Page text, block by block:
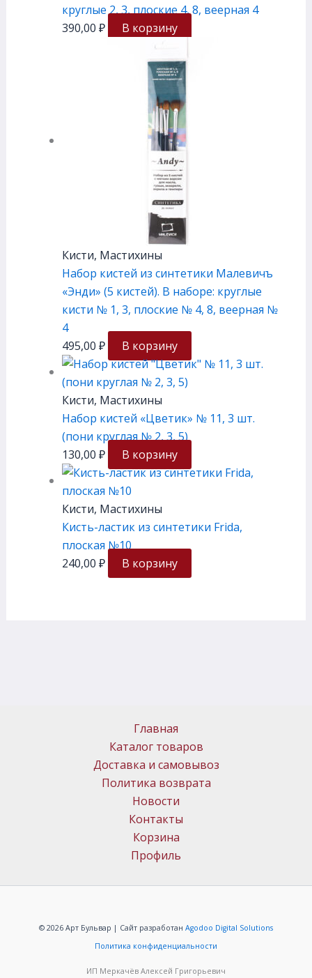
круглые 2, 3, плоские 4, 8, веерная 4
390,00 ₽ В корзину
Кисти, Мастихины
Набор кистей из синтетики Малевичъ
«Энди» (5 кистей). В наборе: круглые
кисти № 1, 3, плоские № 4, 8, веерная №
4
495,00 ₽ В корзину
Кисти, Мастихины
Набор кистей «Цветик» № 11, 3 шт.
(пони круглая № 2, 3, 5)
130,00 ₽ В корзину
Кисти, Мастихины
Кисть-ластик из синтетики Frida,
плоская №10
240,00 ₽ В корзину
Главная
Каталог товаров
Доставка и самовывоз
Политика возврата
Новости
Контакты
Корзина
Профиль
© 2026 Арт Бульвар | Сайт разработан Agodoo Digital Solutions
Политика конфиденциальности
ИП Меркачёв Алексей Григорьевич